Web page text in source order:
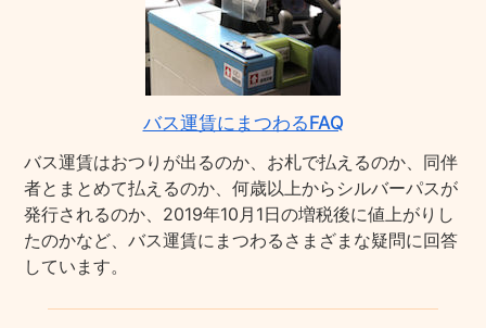
バス運賃にまつわるFAQ
バス運賃はおつりが出るのか、お札で払えるのか、同伴
者とまとめて払えるのか、何歳以上からシルバーパスが
発行されるのか、2019年10月1日の増税後に値上がりし
たのかなど、バス運賃にまつわるさまざまな疑問に回答
しています。